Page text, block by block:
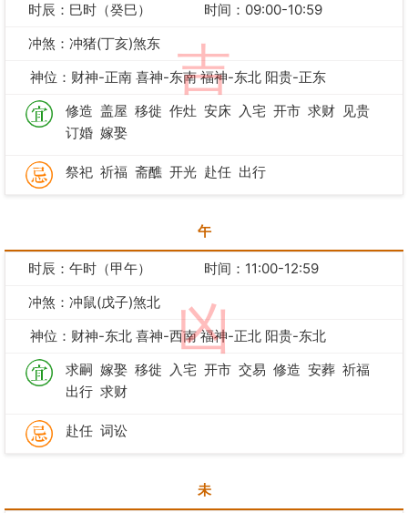
吉
时辰：巳时（癸巳）
时间：09:00-10:59
冲煞：冲猪(丁亥)煞东
神位：财神-正南 喜神-东南 福神-东北 阳贵-正东
修造 盖屋 移徙 作灶 安床 入宅 开市 求财 见贵
订婚 嫁娶
祭祀 祈福 斋醮 开光 赴任 出行
午
凶
时辰：午时（甲午）
时间：11:00-12:59
冲煞：冲鼠(戊子)煞北
神位：财神-东北 喜神-西南 福神-正北 阳贵-东北
求嗣 嫁娶 移徙 入宅 开市 交易 修造 安葬 祈福
出行 求财
赴任 词讼
未